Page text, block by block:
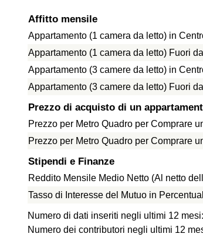
Affitto mensile
Appartamento (1 camera da letto) in
Appartamento (1 camera da letto) Fuori
Appartamento (3 camere da letto) in
Appartamento (3 camere da letto) Fuori
Prezzo di acquisto di un
Prezzo per Metro Quadro per Comprare
Prezzo per Metro Quadro per Comprare
Stipendi e Finanze
Reddito Mensile Medio Netto (Al netto
Tasso di Interesse del Mutuo in
Numero di dati inseriti negli ultimi 12
Numero dei contributori negli ultimi 12